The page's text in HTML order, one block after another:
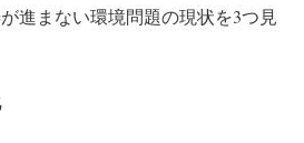
進まない環境問題の現状を3つ見